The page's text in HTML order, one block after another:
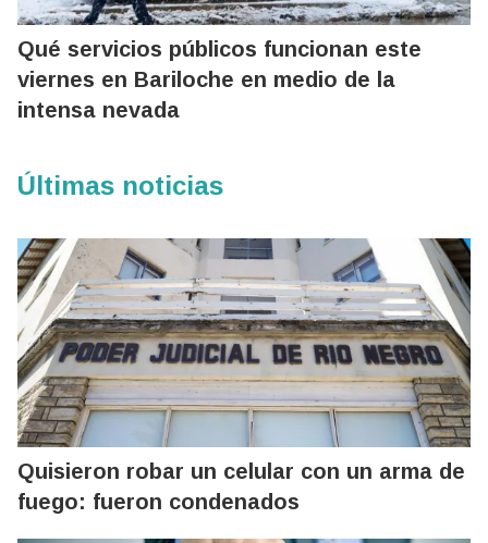
Qué servicios públicos funcionan este
viernes en Bariloche en medio de la
intensa nevada
Últimas noticias
Quisieron robar un celular con un arma de
fuego: fueron condenados